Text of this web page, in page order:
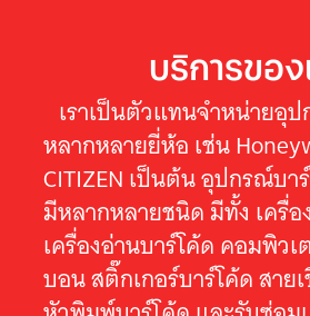
บริการของ
เราเป็นตัวแทนจำหน่ายอุ
หลากหลายยี่ห้อ เช่น
CITIZEN เป็นต้น อุปกรณ์บา
มีหลากหลายชนิด มีทั้ง เครื่
เครื่องอ่านบาร์โค้ด คอมพิว
บอน สติ๊กเกอร์บาร์โค้ด สาย